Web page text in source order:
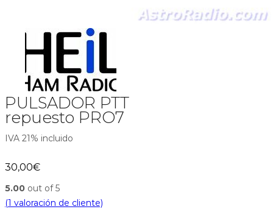
PULSADOR PTT
repuesto PRO7
IVA 21% incluido
30,00€
5.00 out of 5
(1 valoración de cliente)